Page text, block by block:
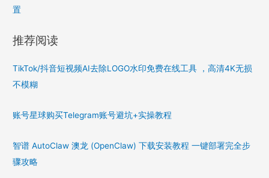
置
推荐阅读
TikTok/抖音短视频AI去除LOGO水印免费在线工具 ，高清4K无损
不模糊
账号星球购买Telegram账号避坑+实操教程
智谱 AutoClaw 澳龙 (OpenClaw) 下载安装教程 一键部署完全步
骤攻略